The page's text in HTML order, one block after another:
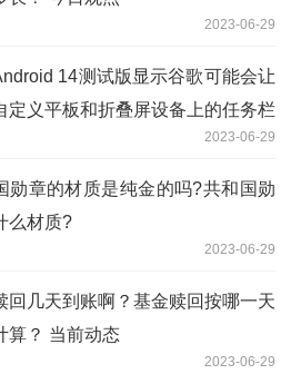
2023-06-29
14测试版显示谷歌可能会让
定义平板和折叠屏设备上的任务栏
2023-06-29
勋章的材质是纯金的吗?共和国勋
么材质?
2023-06-29
回几天到账啊？基金赎回按哪一天
算？ 当前动态
2023-06-29